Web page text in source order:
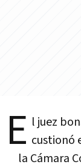
E l juez
custionó
la Cámara